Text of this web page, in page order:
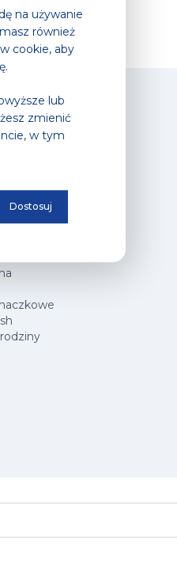
na używanie
również
cookie, aby
lub
zmienić
w tym
Dostosuj